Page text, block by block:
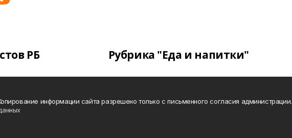
РБ Рубрика "Еда и напитки"
информации сайта разрешено только с письменного согласия администрации.